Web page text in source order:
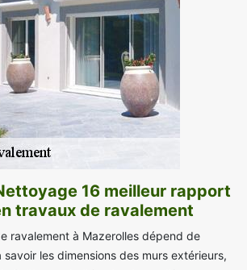
16 meilleur rapport
travaux de ravalement
ravalement à Mazerolles dépend de
les dimensions des murs extérieurs,